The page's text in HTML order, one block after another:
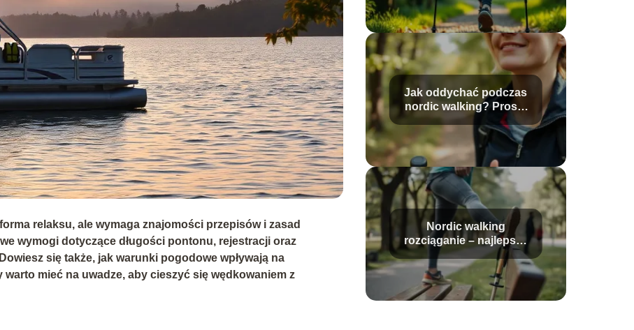
relaksu, ale wymaga znajomości przepisów i zasad
wymogi dotyczące długości pontonu, rejestracji oraz
się także, jak warunki pogodowe wpływają na
mieć na uwadze, aby cieszyć się wędkowaniem z
Jak oddychać podczas
nordic walking? Proste
techniki dla
początkujących
Nordic walking
rozciąganie – najlepsze
ćwiczenia po marszu